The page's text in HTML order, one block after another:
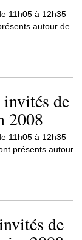
11h05 à 12h35
autour de
de
2008
11h05 à 12h35
présents autour
de